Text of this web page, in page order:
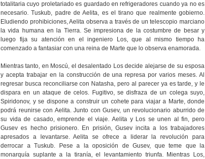
totalitaria cuyo proletariado es guardado en refrigeradores cuando ya no es
necesario. Tuskub, padre de Aelita, es el tirano que realmente gobierno.
Eludiendo prohibiciones, Aelita observa a través de un telescopio marciano
la vida humana en la Tierra. Se impresiona de la costumbre de besar y
luego fija su atención en el ingeniero Los, que al mismo tiempo ha
comenzado a fantasiar con una reina de Marte que lo observa enamorada.
Mientras tanto, en Moscú, el desalentado Los decide alejarse de su esposa
y acepta trabajar en la construcción de una represa por varios meses. Al
regresar busca reconciliarse con Natasha, pero al parecer ya es tarde, y le
dispara en un ataque de celos. Fugitivo, se disfraza de un colega suyo,
Spiridonov, y se dispone a construir un cohete para viajar a Marte, donde
podrá reunirse con Aelita. Junto con Gusev, un revolucionario aburrido de
su vida de casado, emprende el viaje. Aelita y Los se unen al fin, pero
Gusev es hecho prisionero. En prisión, Gusev incita a los trabajadores
apresados a levantarse. Aelita se ofrece a liderar la revolución para
derrocar a Tuskub. Pese a la oposición de Gusev, que teme que la
monarquía suplante a la tiranía, el levantamiento triunfa. Mientras Los,